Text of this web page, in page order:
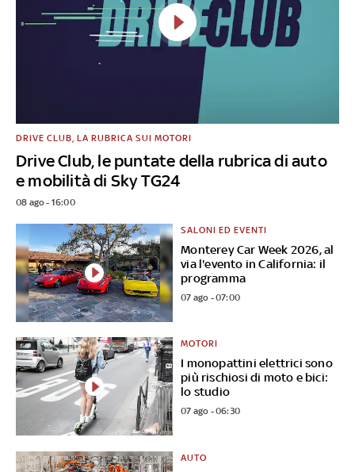
Drive Club, le puntate della rubrica di auto
e mobilità di Sky TG24
DRIVE CLUB, LA RUBRICA SUI MOTORI
08 ago - 16:00
Monterey Car Week 2026, al
via l'evento in California: il
programma
SALONI ED EVENTI
07 ago - 07:00
I monopattini elettrici sono
più rischiosi di moto e bici:
lo studio
MOTORI
07 ago - 06:30
AUTO